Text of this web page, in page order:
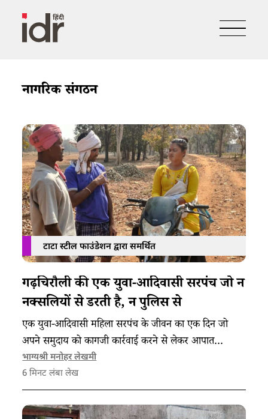
नागरिक संगठन
टाटा स्टील फाउंडेशन द्वारा समर्थित
गढ़चिरौली की एक युवा-आदिवासी सरपंच जो न
नक्सलियों से डरती है, न पुलिस से
एक युवा-आदिवासी महिला सरपंच के जीवन का एक दिन जो
अपने समुदाय को कागजी कार्रवाई करने से लेकर आपात
परिस्थितियों में मदद पहुंचाने तक का काम करती है।
भाग्यश्री मनोहर लेखमी
6 मिनट लंबा लेख